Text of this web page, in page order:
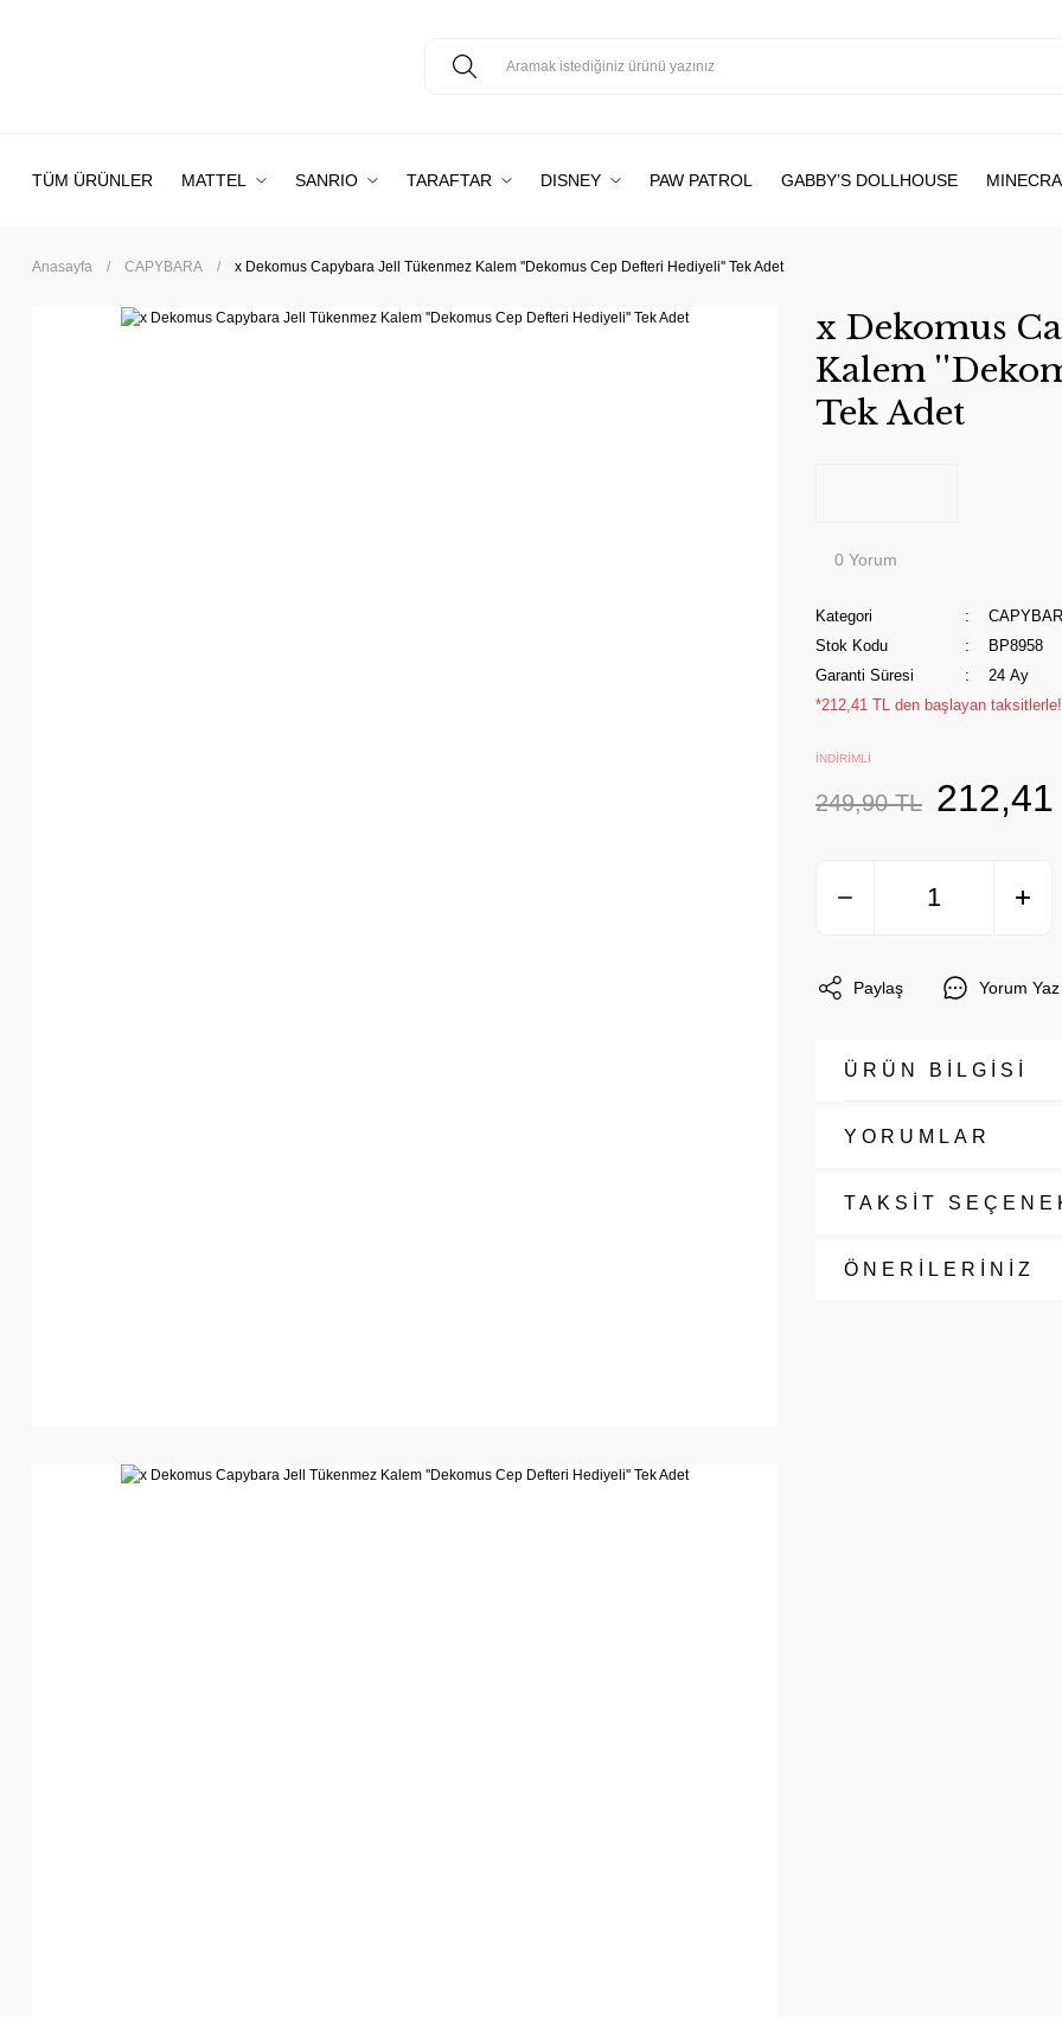
TÜM ÜRÜNLER MATTEL SANRIO TARAFTAR DISNEY PAW PATROL GABBY’S DOLLHOUSE
Anasayfa CAPYBARA x Dekomus Capybara Jell Tükenmez Kalem ''Dekomus Cep Defteri Hediyeli'' Tek Adet
x Dekomus
Kalem
Tek Adet
0 Yorum
Kategori
Stok Kodu
BP8958
Garanti Süresi
24 Ay
*212,41 TL den başlayan taksitlerle!
İNDİRİMLİ
249,90 TL 212,41
Paylaş Yorum Yaz
ÜRÜN BİLGİSİ
YORUMLAR
TAKSİT
ÖNERİLERİNİZ